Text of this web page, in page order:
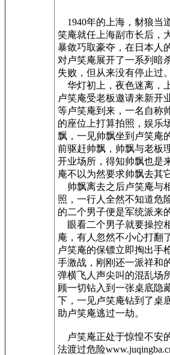
1940年的上海，豺狼当
笑庵就任上海副市长后，
暴敛巧取豪夺，在日本人
对卢笑庵展开了一系列暗
失败，但从来没有停止过。
华灯初上，夜色迷离，
卢笑庵受老板邀请来新开
等卢笑庵到来，一名自称
的座位上打算拍照，娱乐
飘，一见帅飘坐到卢笑庵
前驱赶帅飘，帅飘与老板
开业场所，得知帅飘也是
庵不以为然要求帅飘去其
帅飘离去之后卢笑庵与
照，一行人全然不知道危
的二个男子便是军统派来
眼看二个男子就要操控
庵，有人忽然不小心打翻
卢笑庵的保镖立即掏出手
手激战，刚刚还一派祥和
弹横飞人声尖叫的混乱场
顾一切钻入到一张桌底隐
下，一见卢笑庵钻到了桌
助卢笑庵逃过一劫。
卢笑庵正处于惊惶不安
法渡过危险